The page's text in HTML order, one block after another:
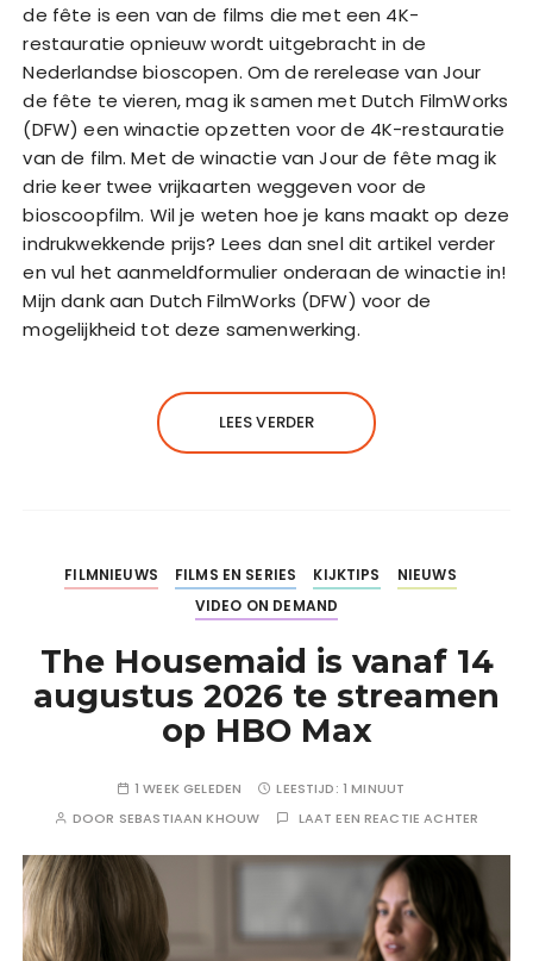
de fête is een van de films die met een 4K-
restauratie opnieuw wordt uitgebracht in de
Nederlandse bioscopen. Om de rerelease van Jour
de fête te vieren, mag ik samen met Dutch FilmWorks
(DFW) een winactie opzetten voor de 4K-restauratie
van de film. Met de winactie van Jour de fête mag ik
drie keer twee vrijkaarten weggeven voor de
bioscoopfilm. Wil je weten hoe je kans maakt op deze
indrukwekkende prijs? Lees dan snel dit artikel verder
en vul het aanmeldformulier onderaan de winactie in!
Mijn dank aan Dutch FilmWorks (DFW) voor de
mogelijkheid tot deze samenwerking.
LEES VERDER
FILMNIEUWS FILMS EN SERIES KIJKTIPS
NIEUWS
VIDEO ON DEMAND
The Housemaid is vanaf 14
augustus 2026 te streamen
op HBO Max
1 WEEK GELEDEN LEESTIJD: 1 MINUUT
DOOR SEBASTIAAN KHOUW LAAT EEN REACTIE ACHTER